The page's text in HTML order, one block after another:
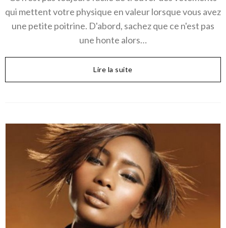
qui mettent votre physique en valeur lorsque vous avez
une petite poitrine. D'abord, sachez que ce n'est pas
une honte alors…
Lire la suite